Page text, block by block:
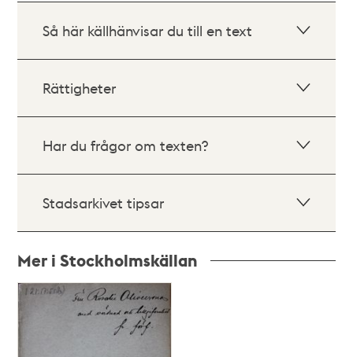
Så här källhänvisar du till en text
Rättigheter
Har du frågor om texten?
Stadsarkivet tipsar
Mer i Stockholmskällan
Relaterade
poster
och